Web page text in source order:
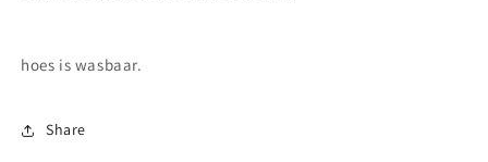
hoes is wasbaar.
Share